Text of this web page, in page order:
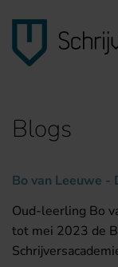
Blogs
Bo van Leeuwe -
Oud-leerling Bo
tot mei 2023 de